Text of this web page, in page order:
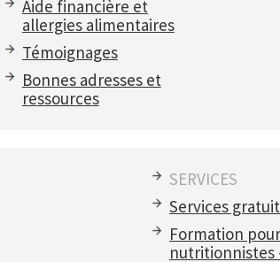
Aide financière et
allergies alimentaires
Témoignages
Bonnes adresses et
ressources
SERVICES
Services
Formation pour
nutritionnistes